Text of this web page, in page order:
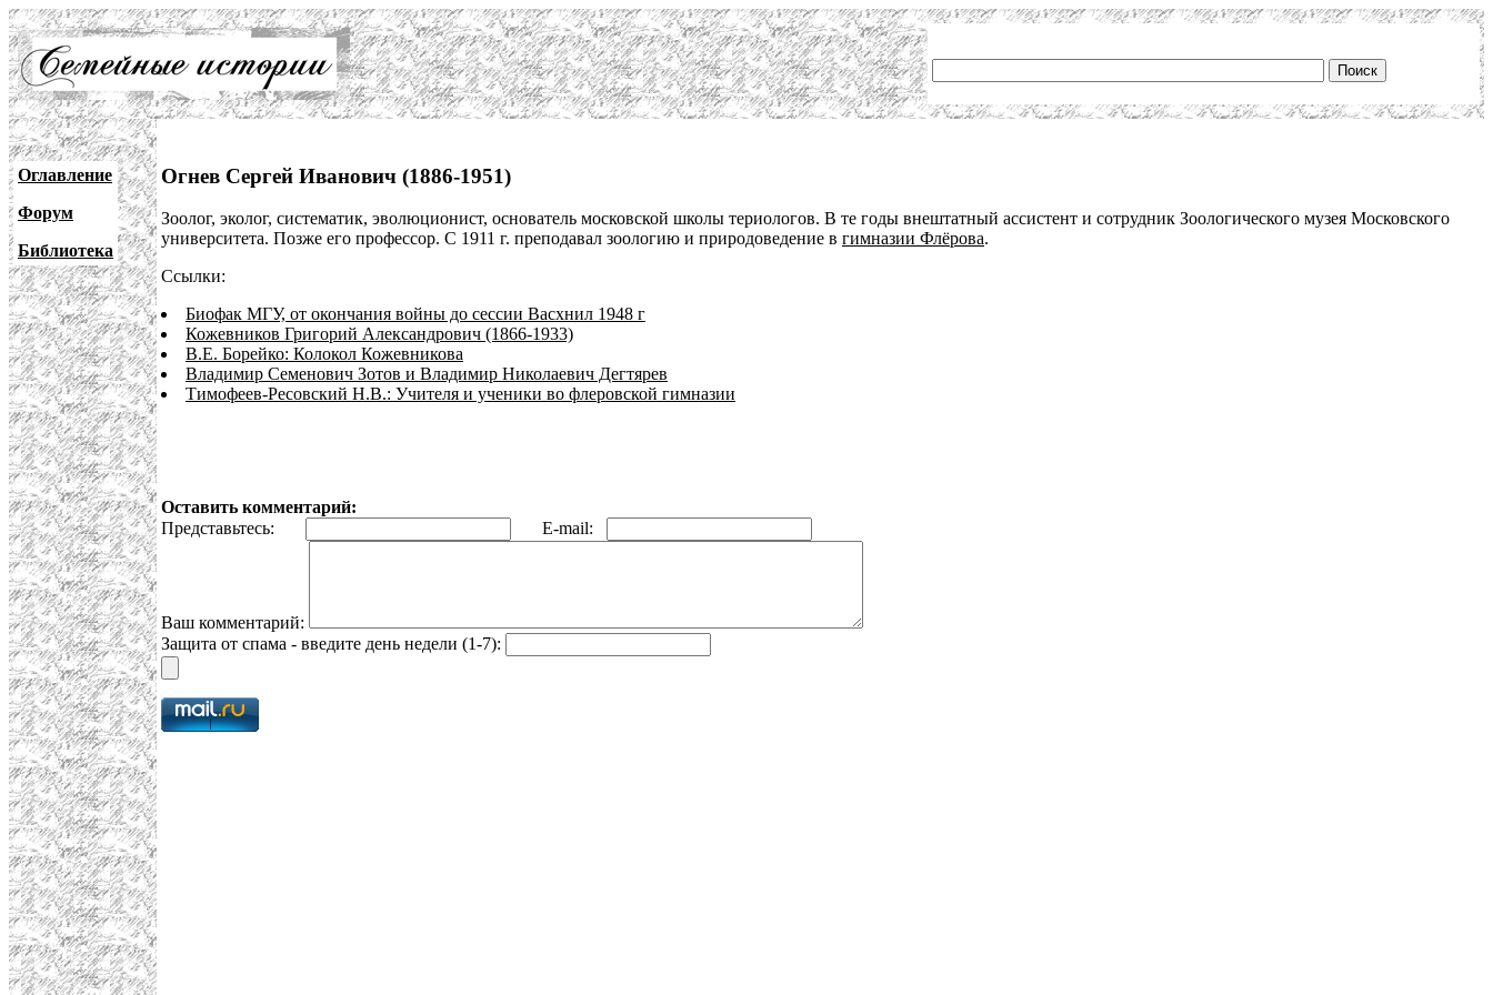
Оглавление
Форум
Библиотека
Огнев Сергей Иванович (1886-1951)
Зоолог, эколог, систематик, эволюционист, основатель московской школы териологов. В те годы внештатный ассистент и сотрудник Зоологического музея Московского
университета. Позже его профессор. С 1911 г. преподавал зоологию и природоведение в гимназии Флёрова.
Ссылки:
Биофак МГУ, от окончания войны до сессии Васхнил 1948 г
Кожевников Григорий Александрович (1866-1933)
В.Е. Борейко: Колокол Кожевникова
Владимир Семенович Зотов и Владимир Николаевич Дегтярев
Тимофеев-Ресовский Н.В.: Учителя и ученики во флеровской гимназии
Оставить комментарий:
Представьтесь:
E-mail:
Ваш комментарий:
Защита от спама - введите день недели (1-7):